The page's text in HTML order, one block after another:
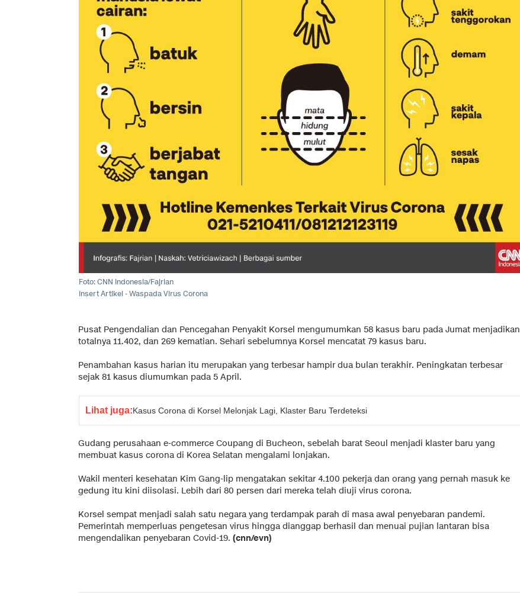
Foto: CNN Indonesia/Fajrian
Insert Artikel - Waspada Virus Corona
Pusat Pengendalian dan Pencegahan Penyakit Korsel mengumumkan 58 kasus baru pada Jumat menjadikan
totalnya 11.402, dan 269 kematian. Sehari sebelumnya Korsel mencatat 79 kasus baru.
Penambahan kasus harian itu merupakan yang terbesar hampir dua bulan terakhir. Peningkatan terbesar
sejak 81 kasus diumumkan pada 5 April.
Lihat juga:Kasus Corona di Korsel Melonjak Lagi, Klaster Baru Terdeteksi
Gudang perusahaan e-commerce Coupang di Bucheon, sebelah barat Seoul menjadi klaster baru yang
membuat kasus corona di Korea Selatan mengalami lonjakan.
Wakil menteri kesehatan Kim Gang-lip mengatakan sekitar 4.100 pekerja dan orang yang pernah masuk ke
gedung itu kini diisolasi. Lebih dari 80 persen dari mereka telah diuji virus corona.
Korsel sempat menjadi salah satu negara yang terdampak parah di masa awal penyebaran pandemi.
Pemerintah memperluas pengetesan virus hingga dianggap berhasil dan menuai pujian lantaran bisa
mengendalikan penyebaran Covid-19. (cnn/evn)